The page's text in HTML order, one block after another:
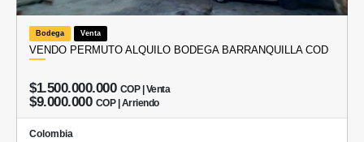
Bodega Venta
VENDO PERMUTO ALQUILO BODEGA BARRANQUILLA COD
$1.500.000.000 COP | Venta
$9.000.000 COP | Arriendo
Colombia